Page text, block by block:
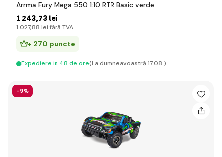
Arrma Fury Mega 550 1:10 RTR Basic verde
1 243,73 lei
1 027,88 lei fără TVA
+ 270 puncte
Expediere in 48 de ore(La dumneavoastră 17.08.)
-9%